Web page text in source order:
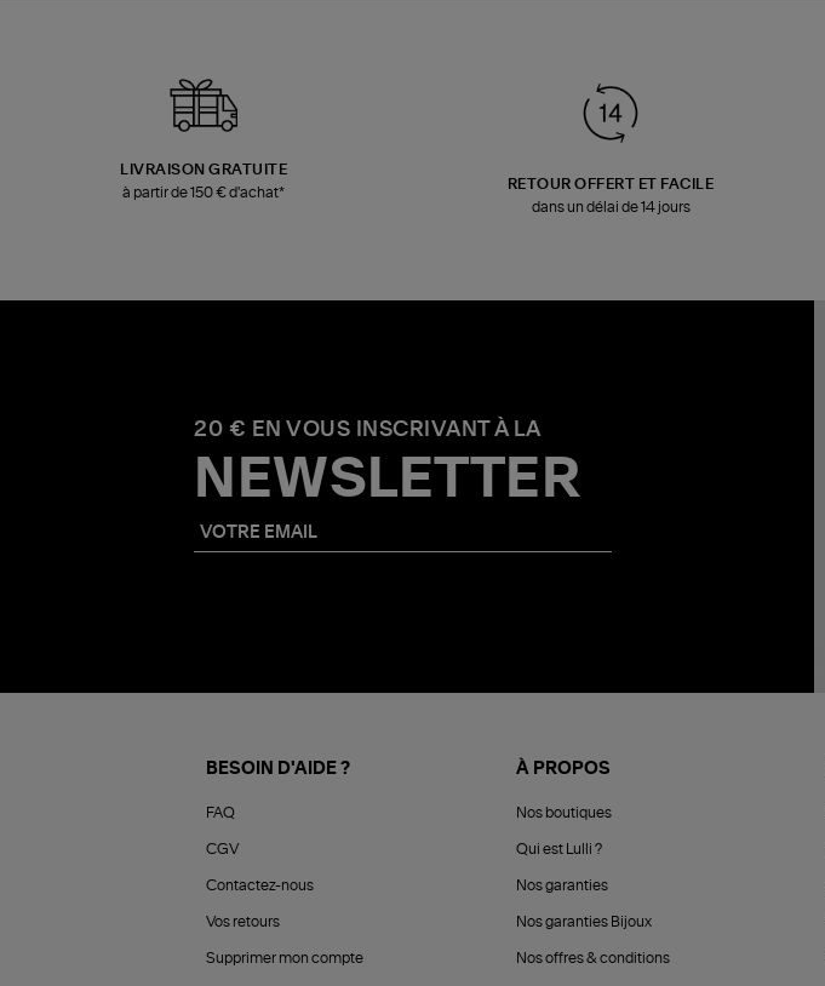
LIVRAISON GRATUITE
à partir de 150 € d'achat*
RETOUR OFFERT ET FACILE
dans un délai de 14 jours
20 € EN VOUS INSCRIVANT À LA
NEWSLETTER
BESOIN D'AIDE ?
FAQ
CGV
Contactez-nous
Vos retours
Supprimer mon compte
À PROPOS
Nos boutiques
Qui est Lulli ?
Nos garanties
Nos garanties Bijoux
Nos offres & conditions